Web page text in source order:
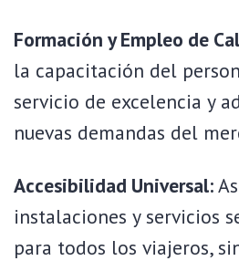
Formación y Empleo de
la capacitación del
servicio de excelencia y
nuevas demandas del
Accesibilidad Universal:
instalaciones y servicios
para todos los viajeros,